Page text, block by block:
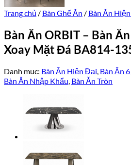
Trang chủ / Bàn Ghế Ăn / Bàn Ăn
Bàn Ăn ORBIT – Bàn
Xoay Mặt Đá BA814-
Danh mục: Bàn Ăn Hiện Đại, Bàn Ăn
Bàn Ăn Nhập Khẩu, Bàn Ăn Tròn